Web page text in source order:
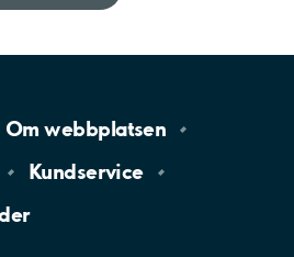
Omwebbplatsen
Kundservice